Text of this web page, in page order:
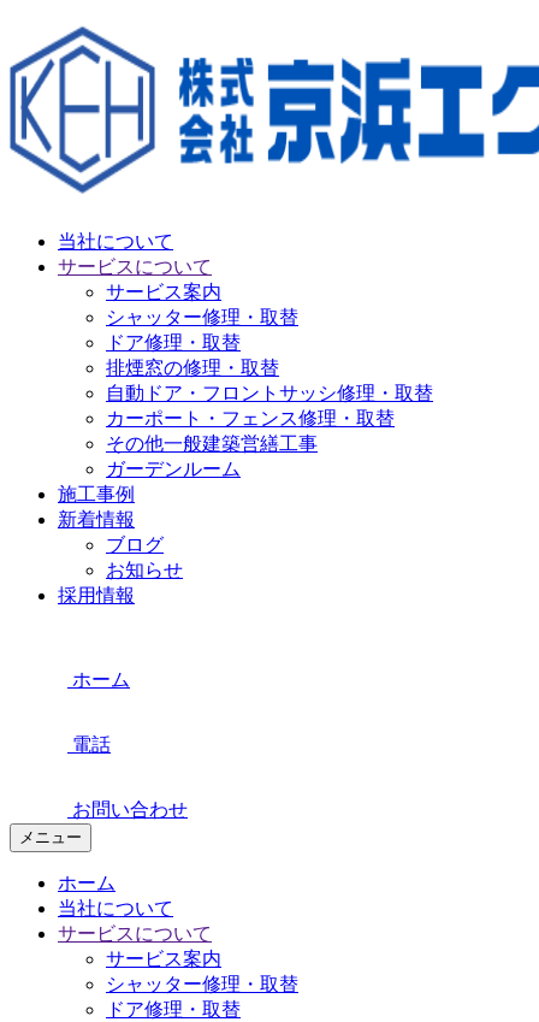
当社について
サービスについて
サービス案内
シャッター修理・取替
ドア修理・取替
排煙窓の修理・取替
自動ドア・フロントサッシ修理・取替
カーポート・フェンス修理・取替
その他一般建築営繕工事
ガーデンルーム
施工事例
新着情報
ブログ
お知らせ
採用情報
ホーム
電話
お問い合わせ
メニュー
ホーム
当社について
サービスについて
サービス案内
シャッター修理・取替
ドア修理・取替